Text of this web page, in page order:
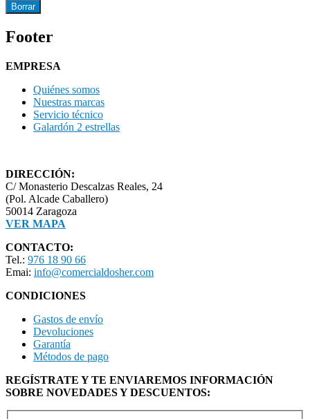
Borrar
Footer
EMPRESA
Quiénes somos
Nuestras marcas
Servicio técnico
Galardón 2 estrellas
DIRECCIÓN:
C/ Monasterio Descalzas Reales, 24
(Pol. Alcade Caballero)
50014 Zaragoza
VER MAPA
CONTACTO:
Tel.: 976 18 90 66
Emai: info@comercialdosher.com
CONDICIONES
Gastos de envío
Devoluciones
Garantía
Métodos de pago
REGÍSTRATE Y TE ENVIAREMOS INFORMACIÓN
SOBRE NOVEDADES Y DESCUENTOS: